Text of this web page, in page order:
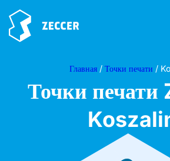
Главная / Точки печати /
Точки